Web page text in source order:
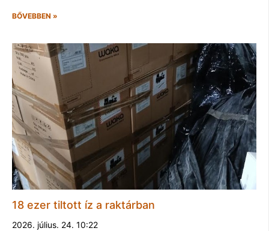
BŐVEBBEN »
18 ezer tiltott íz a raktárban
2026. július. 24. 10:22